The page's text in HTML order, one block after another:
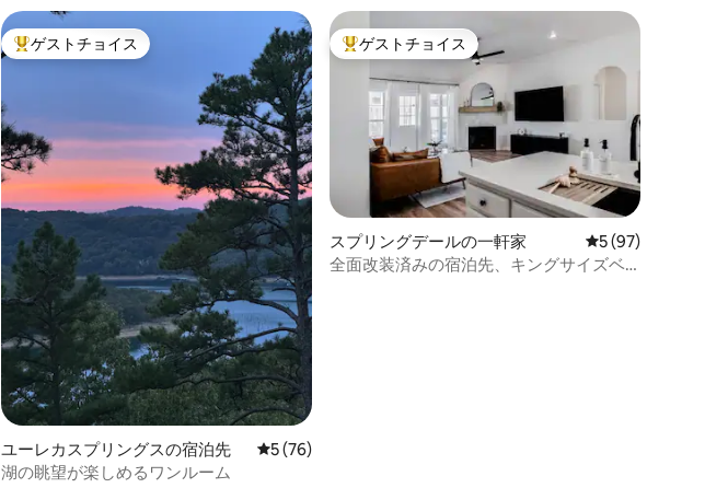
大好評のゲストチョイスです。
ゲストチョイス
ユーレカスプリングスの宿泊先 レビュー76件、5つ星中5つ星の平均評価
5 (76)
湖の眺望が楽しめるワンルーム
大好評のゲストチョイスです。
ゲストチョイス
スプリングデールの一軒家 レビュー97件、5
5 (97)
全面改装済みの宿泊先、キングサイズベ